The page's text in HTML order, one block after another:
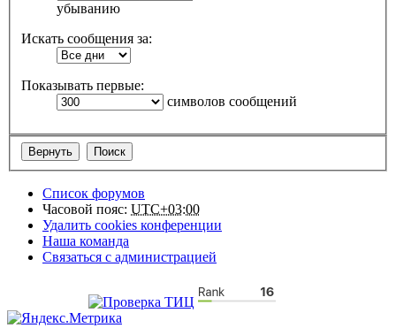
убыванию
Искать сообщения за:
Показывать первые:
символов сообщений
Список форумов
Часовой пояс: UTC+03:00
Удалить cookies конференции
Наша команда
Связаться с администрацией